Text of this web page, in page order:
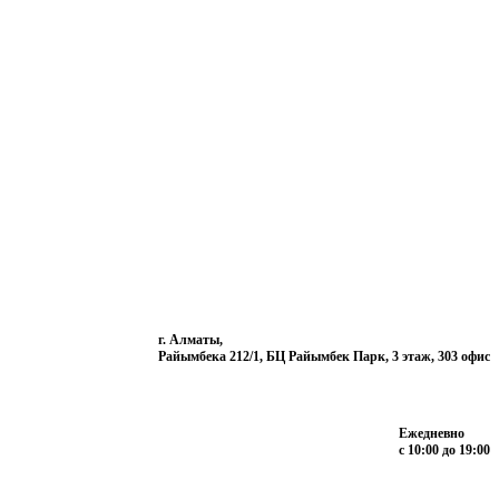
г. Алматы,
Райымбека 212/1, БЦ Райымбек Парк, 3 этаж, 303 офис
Ежедневно
с 10:00 до 19:00